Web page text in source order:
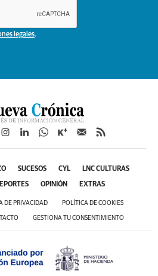
legales.
SUCESOS CYL LNC CULTURAS
OPINIÓN EXTRAS
DE PRIVACIDAD POLÍTICA DE COOKIES
GESTIONA TU CONSENTIMIENTO